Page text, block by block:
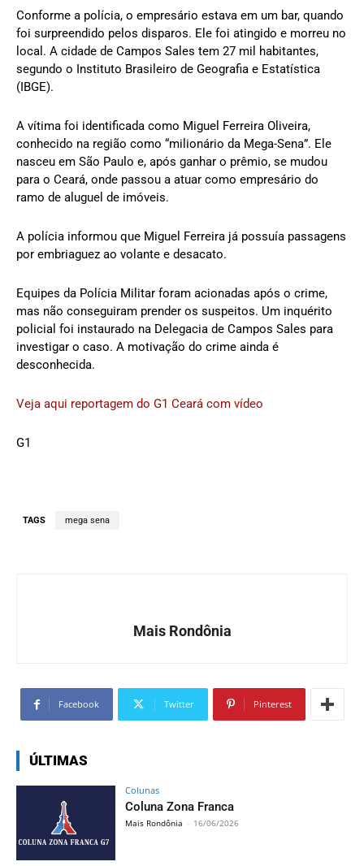
Conforme a polícia, o empresário estava em um bar, quando
foi surpreendido pelos disparos. Ele foi atingido e morreu no
local. A cidade de Campos Sales tem 27 mil habitantes,
segundo o Instituto Brasileiro de Geografia e Estatística
(IBGE).
A vítima foi identificada como Miguel Ferreira Oliveira,
conhecido na região como “milionário da Mega-Sena”. Ele
nasceu em São Paulo e, após ganhar o prêmio, se mudou
para o Ceará, onde passou a atuar como empresário do
ramo de aluguel de imóveis.
A polícia informou que Miguel Ferreira já possuía passagens
por embriaguez ao volante e desacato.
Equipes da Polícia Militar foram acionadas após o crime,
mas não conseguiram prender os suspeitos. Um inquérito
policial foi instaurado na Delegacia de Campos Sales para
investigar o caso. A motivação do crime ainda é
desconhecida.
Veja aqui reportagem do G1 Ceará com vídeo
G1
TAGS mega sena
Mais Rondônia
Facebook Twitter Pinterest
ÚLTIMAS
Colunas
Coluna Zona Franca
Mais Rondônia - 16/06/2026